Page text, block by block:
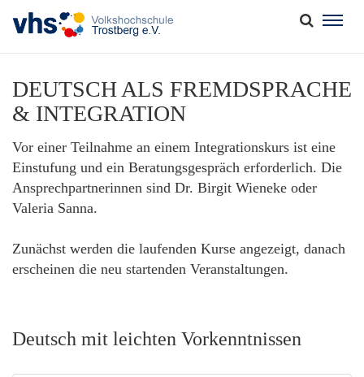
DEUTSCH ALS FREMDSPRACHE
& INTEGRATION
Vor einer Teilnahme an einem Integrationskurs ist eine
Einstufung und ein Beratungsgespräch erforderlich. Die
Ansprechpartnerinnen sind Dr. Birgit Wieneke oder
Valeria Sanna.
Zunächst werden die laufenden Kurse angezeigt, danach
erscheinen die neu startenden Veranstaltungen.
Deutsch mit leichten Vorkenntnissen